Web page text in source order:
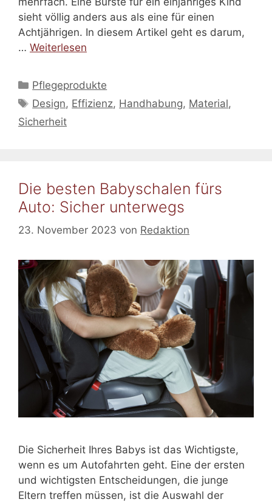
sieht völlig anders aus als eine für einen
Achtjährigen. In diesem Artikel geht es darum,
… Weiterlesen
Kategorien
Pflegeprodukte
Schlagwörter
Design, Effizienz, Handhabung, Material,
Sicherheit
Die besten Babyschalen fürs
Auto: Sicher unterwegs
23. November 2023 von Redaktion
Die Sicherheit Ihres Babys ist das Wichtigste,
wenn es um Autofahrten geht. Eine der ersten
und wichtigsten Entscheidungen, die junge
Eltern treffen müssen, ist die Auswahl der